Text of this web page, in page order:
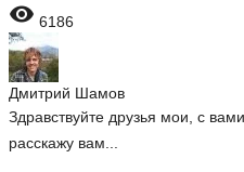
 6186
Дмитрий Шамов
Здравствуйте друзья мои, с
расскажу вам...